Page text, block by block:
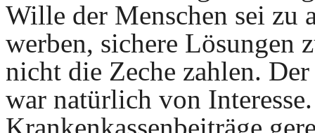
Wille der Menschen sei zu
werben, sichere Lösungen
nicht die Zeche zahlen.
war natürlich von
Krankenkassenbeiträge